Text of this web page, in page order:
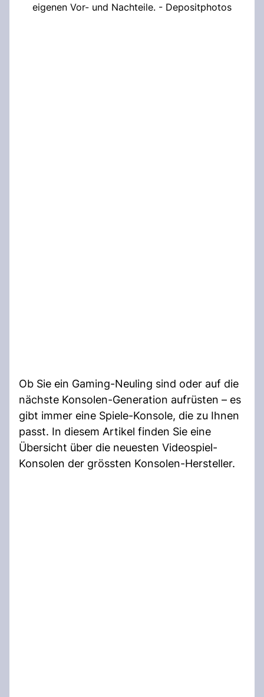
eigenen Vor- und Nachteile. - Depositphotos
Ob Sie ein Gaming-Neuling sind oder auf die
nächste Konsolen-Generation aufrüsten – es
gibt immer eine Spiele-Konsole, die zu Ihnen
passt. In diesem Artikel finden Sie eine
Übersicht über die neuesten Videospiel-
Konsolen der grössten Konsolen-Hersteller.